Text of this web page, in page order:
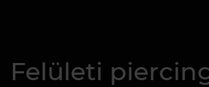
Felületi